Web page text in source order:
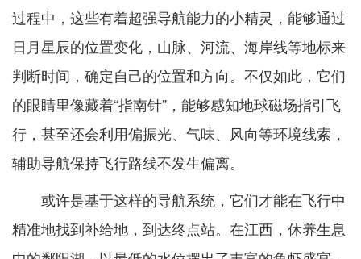
过程中，这些有着超强导航能力的小精灵，能够通过
日月星辰的位置变化，山脉、河流、海岸线等地标来
判断时间，确定自己的位置和方向。不仅如此，它们
的眼睛里像藏着“指南针”，能够感知地球磁场指引飞
行，甚至还会利用偏振光、气味、风向等环境线索，
辅助导航保持飞行路线不发生偏离。
或许是基于这样的导航系统，它们才能在飞行中
精准地找到补给地，到达终点站。在江西，休养生息